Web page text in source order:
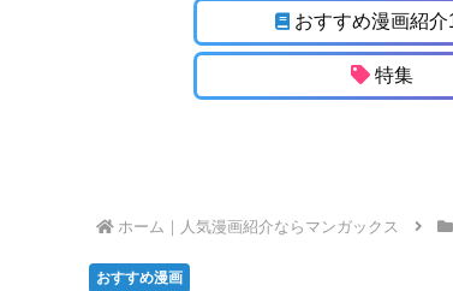
おすすめ漫画紹介
特集
ホーム